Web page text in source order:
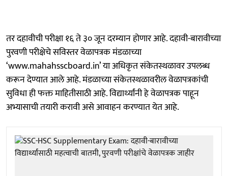
तर दहावीची परीक्षा १६ ते ३० जून दरम्यान होणार आहे. दहावी-बारावीच्या
पुरवणी परीक्षेचे सविस्तर वेळापत्रक मंडळाच्या
‘www.mahahsscboard.in’ या अधिकृत संकेतस्थळावर उपलब्ध
करून देण्यात आले आहे. मंडळाच्या संकेतस्थळावरील वेळापत्रकांची
सुविधा ही फक्त माहितीसाठी आहे. विद्यार्थ्यांनी हे वेळापत्रक पाहून
अभ्यासाची तयारी करावी असे आवाहन करण्यात येत आहे.